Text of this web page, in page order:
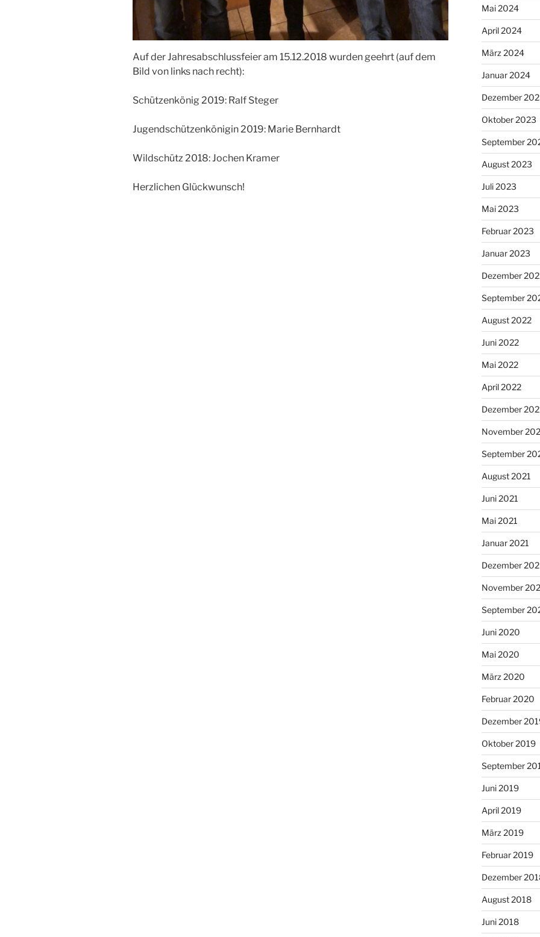
Auf der Jahresabschlussfeier am 15.12.2018 wurden geehrt (auf dem
Bild von links nach recht):
Schützenkönig 2019: Ralf Steger
Jugendschützenkönigin 2019: Marie Bernhardt
Wildschütz 2018: Jochen Kramer
Herzlichen Glückwunsch!
Mai 2024
April 2024
März 2024
Januar 2024
Dezember
Oktober 2023
September
August 2023
Juli 2023
Mai 2023
Februar 2023
Januar 2023
Dezember
September
August 2022
Juni 2022
Mai 2022
April 2022
Dezember
November
September
August 2021
Juni 2021
Mai 2021
Januar 2021
Dezember
November
September
Juni 2020
Mai 2020
März 2020
Februar 2020
Dezember
Oktober 2019
September
Juni 2019
April 2019
März 2019
Februar 2019
Dezember
August 2018
Juni 2018